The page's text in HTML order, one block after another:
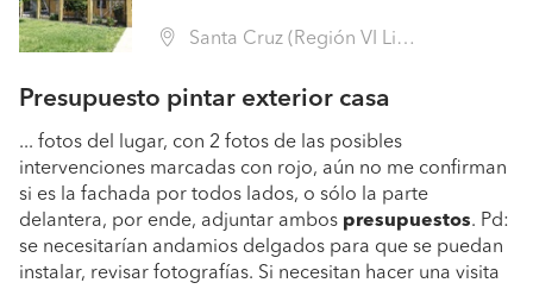
Santa Cruz (Región VI Libertador B. O'Higgins - Colchagua)
Presupuesto pintar exterior casa
... fotos del lugar, con 2 fotos de las posibles
intervenciones marcadas con rojo, aún no me confirman
si es la fachada por todos lados, o sólo la parte
delantera, por ende, adjuntar ambos presupuestos. Pd:
se necesitarían andamios delgados para que se puedan
instalar, revisar fotografías. Si necesitan hacer una visita